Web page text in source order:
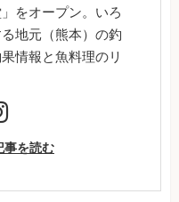
をオープン。いろ
地元（熊本）の釣
情報と魚料理のリ
事を読む